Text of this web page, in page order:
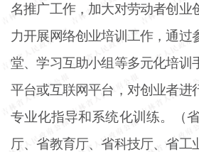
名推广工作，加大对劳动者创业
力开展网络创业培训工作，通过
堂、学习互助小组等多元化培训
平台或互联网平台，对创业者进
专业化指导和系统化训练。（
厅、省教育厅、省科技厅、省工